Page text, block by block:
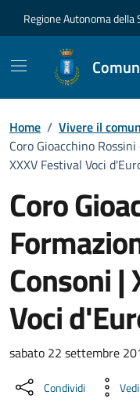
Regione Autonoma della
Home / Vivere il
Coro Gioacchino
XXXV Festival Voci
Coro
Consoni |
Voci
Dettaglio
sabato 22 settembre
Condividi